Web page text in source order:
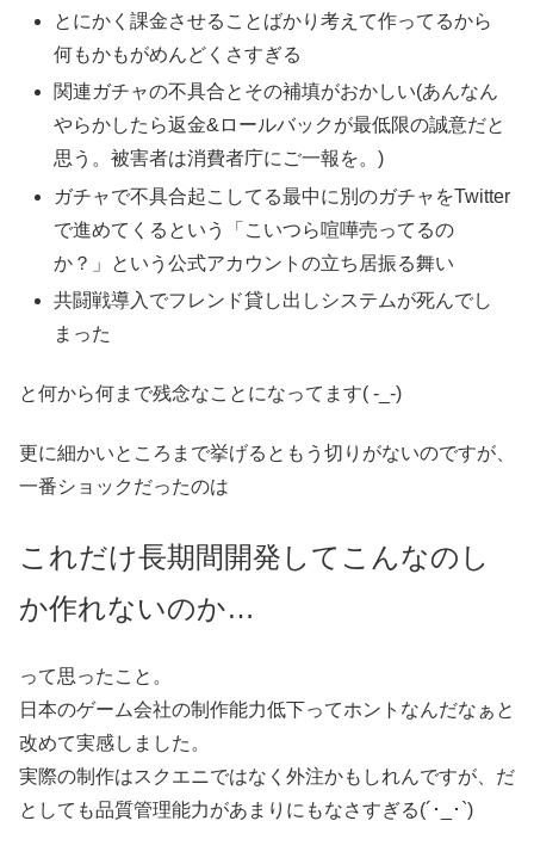
とにかく課金させることばかり考えて作ってるから
何もかもがめんどくさすぎる
関連ガチャの不具合とその補填がおかしい(あんなん
やらかしたら返金&ロールバックが最低限の誠意だと
思う。被害者は消費者庁にご一報を。)
ガチャで不具合起こしてる最中に別のガチャをTwitter
で進めてくるという「こいつら喧嘩売ってるの
か？」という公式アカウントの立ち居振る舞い
共闘戦導入でフレンド貸し出しシステムが死んでし
まった
と何から何まで残念なことになってます( -_-)
更に細かいところまで挙げるともう切りがないのですが、
一番ショックだったのは
これだけ長期間開発してこんなのし
か作れないのか…
って思ったこと。
日本のゲーム会社の制作能力低下ってホントなんだなぁと
改めて実感しました。
実際の制作はスクエニではなく外注かもしれんですが、だ
としても品質管理能力があまりにもなさすぎる(´･_･`)